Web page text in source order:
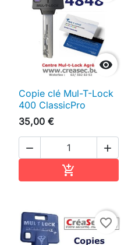

Copie clé Mul-T-Lock
400 ClassicPro
35,00 €
 

favorite_border